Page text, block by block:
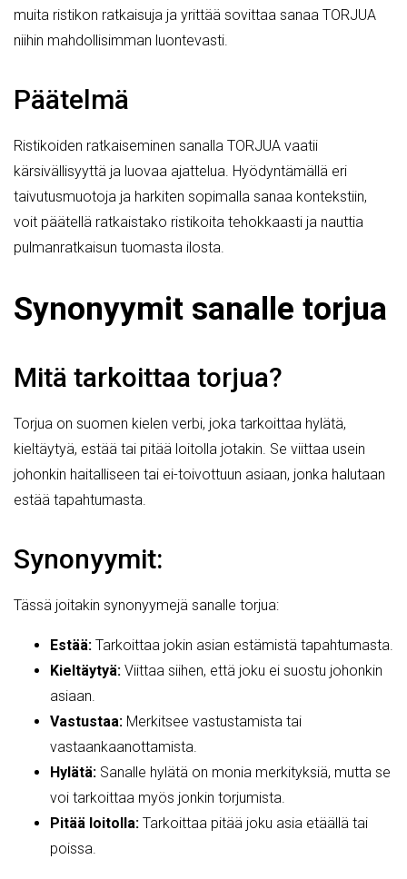
muita ristikon ratkaisuja ja yrittää sovittaa sanaa TORJUA
niihin mahdollisimman luontevasti.
Päätelmä
Ristikoiden ratkaiseminen sanalla TORJUA vaatii
kärsivällisyyttä ja luovaa ajattelua. Hyödyntämällä eri
taivutusmuotoja ja harkiten sopimalla sanaa kontekstiin,
voit päätellä ratkaistako ristikoita tehokkaasti ja nauttia
pulmanratkaisun tuomasta ilosta.
Synonyymit sanalle torjua
Mitä tarkoittaa torjua?
Torjua on suomen kielen verbi, joka tarkoittaa hylätä,
kieltäytyä, estää tai pitää loitolla jotakin. Se viittaa usein
johonkin haitalliseen tai ei-toivottuun asiaan, jonka halutaan
estää tapahtumasta.
Synonyymit:
Tässä joitakin synonyymejä sanalle torjua:
Estää: Tarkoittaa jokin asian estämistä tapahtumasta.
Kieltäytyä: Viittaa siihen, että joku ei suostu johonkin
asiaan.
Vastustaa: Merkitsee vastustamista tai
vastaankaanottamista.
Hylätä: Sanalle hylätä on monia merkityksiä, mutta se
voi tarkoittaa myös jonkin torjumista.
Pitää loitolla: Tarkoittaa pitää joku asia etäällä tai
poissa.